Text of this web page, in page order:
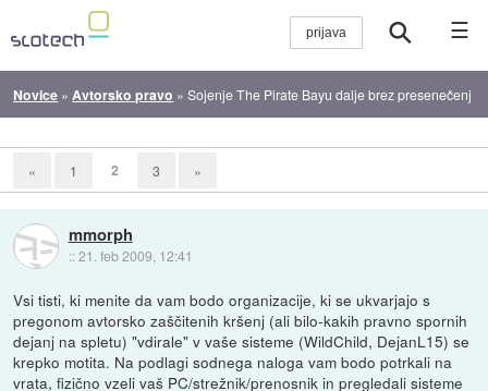
☰
Novice » Avtorsko pravo »Sojenje The Pirate Bayu dalje brez presenečenj
« 1 2 3 »
mmorph
::21. feb 2009, 12:41
Vsi tisti, ki menite da vam bodo organizacije, ki se ukvarjajo s
pregonom avtorsko zaščitenih kršenj (ali bilo-kakih pravno spornih
dejanj na spletu) "vdirale" v vaše sisteme (WildChild, DejanL15) se
krepko motita. Na podlagi sodnega naloga vam bodo potrkali na
vrata, fizično vzeli vaš PC/strežnik/prenosnik in pregledali sisteme